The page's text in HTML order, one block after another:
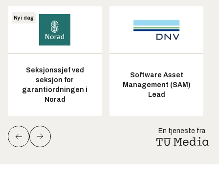
Ny i dag
Seksjonssjef ved
seksjon for
garantiordningen i
Norad
Software Asset
Management (SAM)
Lead
En tjeneste fra